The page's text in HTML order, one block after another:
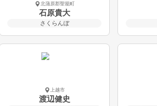
北蒲原郡聖籠町
石原貴大
さくらんぼ
上越市
渡辺健史